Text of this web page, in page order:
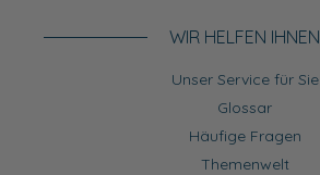
WIR HELFEN IHNEN
Unser Service für Sie
Glossar
Häufige Fragen
Themenwelt